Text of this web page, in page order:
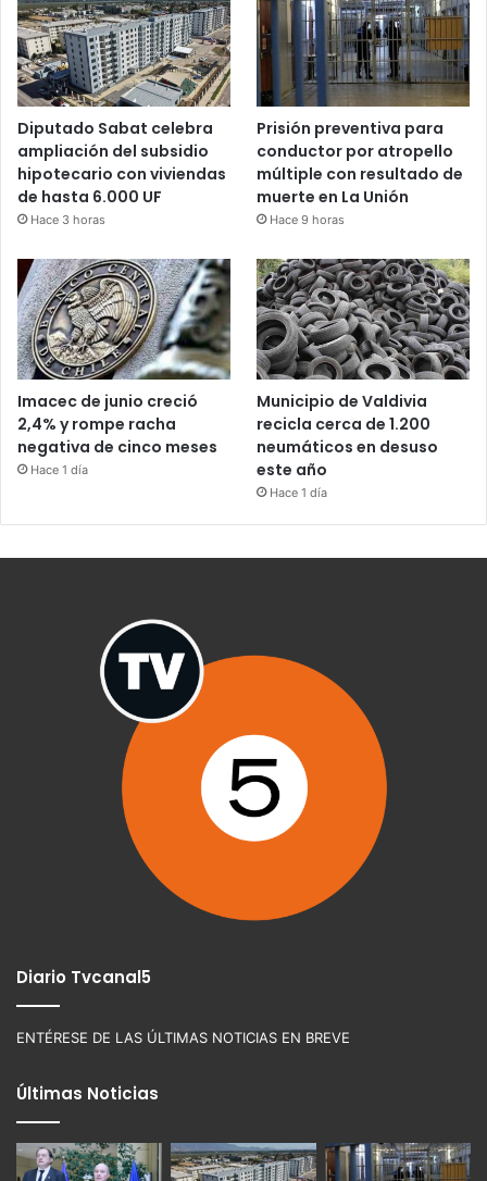
Diputado Sabat celebra
ampliación del subsidio
hipotecario con viviendas
de hasta 6.000 UF
Hace 3 horas
Prisión preventiva para
conductor por atropello
múltiple con resultado de
muerte en La Unión
Hace 9 horas
Imacec de junio creció
2,4% y rompe racha
negativa de cinco meses
Hace 1 día
Municipio de Valdivia
recicla cerca de 1.200
neumáticos en desuso
este año
Hace 1 día
Diario Tvcanal5
ENTÉRESE DE LAS ÚLTIMAS NOTICIAS EN BREVE
Últimas Noticias